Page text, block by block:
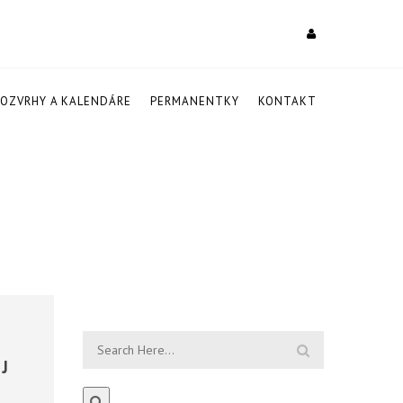
A KALENDÁRE PERMANENTKY KONTAKT